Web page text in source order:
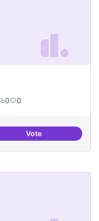
0 0
VoteEmergència